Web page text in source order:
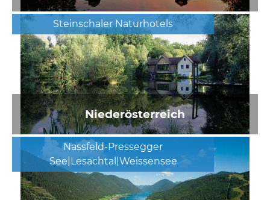
Steinschaler Naturhotels
Niederösterreich
Nassfeld-Pressegger
See|Lesachtal|Weissensee